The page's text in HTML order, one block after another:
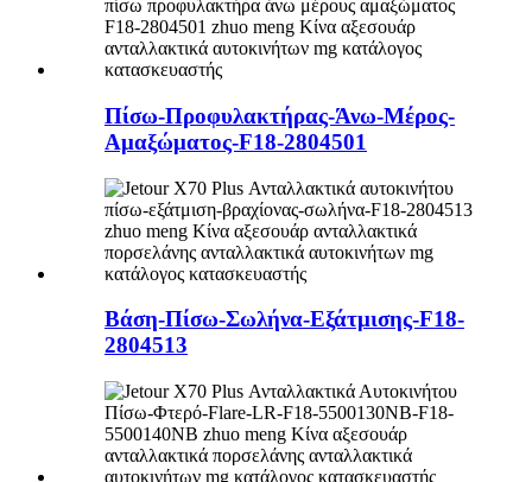
Πίσω-Προφυλακτήρας-Άνω-Μέρος-
Αμαξώματος-F18-2804501
Βάση-Πίσω-Σωλήνα-Εξάτμισης-F18-
2804513